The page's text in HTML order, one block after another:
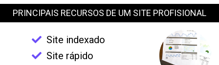
PRINCIPAIS RECURSOS DE UM SITE PROFISIONAL
Site indexado
Site rápido